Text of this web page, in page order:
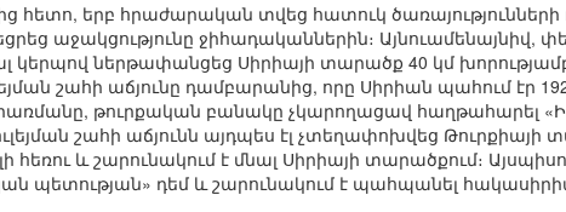
հետո, երբ հրաժարական տվեց հատուկ
աջակցությունը ջիհադականներին։ Այնուամենայնիվ,
կերպով ներթափանցեց Սիրիայի տարածք 40 կմ
շահի աճյունը դամբարանից, որը Սիրիան պահում էր
թուրքական բանակը չկարողացավ հաղթահարել
շահի աճյունն այդպես էլ չտեղափոխվեց Թուրքիայի
և շարունակում է մնալ Սիրիայի տարածքում։
պետության» դեմ և շարունակում է պահպանել